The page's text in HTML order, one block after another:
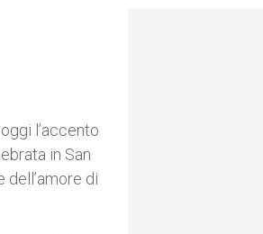
l’accento
in San
di